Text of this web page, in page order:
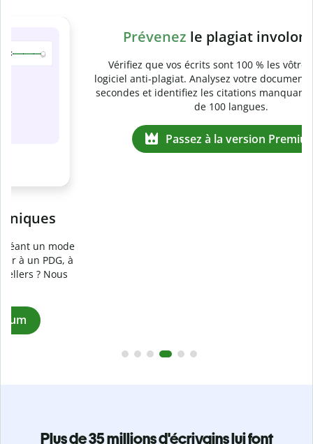
Prévenez
Vérifiez que vos écrits sont 100 % les vôtres grâce au
logiciel anti-plagiat. Analysez votre document en quelques
secondes et identifiez les citations manquantes dans plus
Plus de 35 millions d'écrivains lui font